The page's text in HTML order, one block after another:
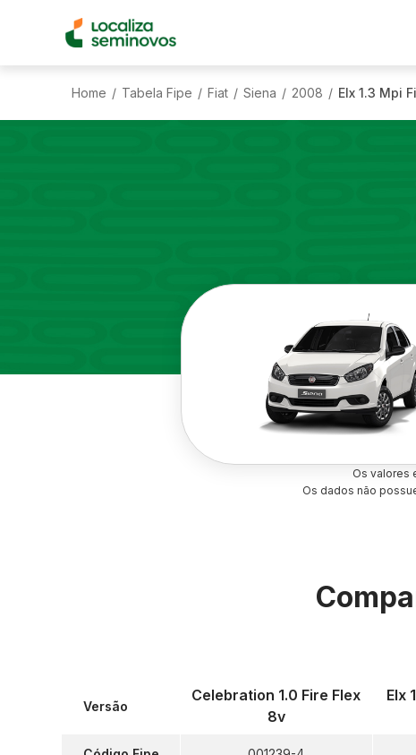
Home / Tabela Fipe / Fiat / Siena / 2008 / Elx 1.3 Mpi
Os valores
Os dados não
Versão
Celebration 1.0 Fire Flex
8v
Elx